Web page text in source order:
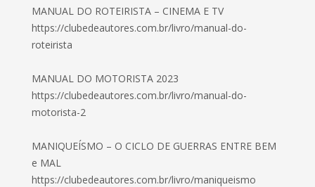
MANUAL DO ROTEIRISTA – CINEMA E TV
https://clubedeautores.com.br/livro/manual-do-
roteirista
MANUAL DO MOTORISTA 2023
https://clubedeautores.com.br/livro/manual-do-
motorista-2
MANIQUEÍSMO – O CICLO DE GUERRAS ENTRE BEM
e MAL
https://clubedeautores.com.br/livro/maniqueismo